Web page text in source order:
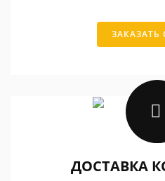
ЗАКАЗАТЬ
ДОСТАВКА